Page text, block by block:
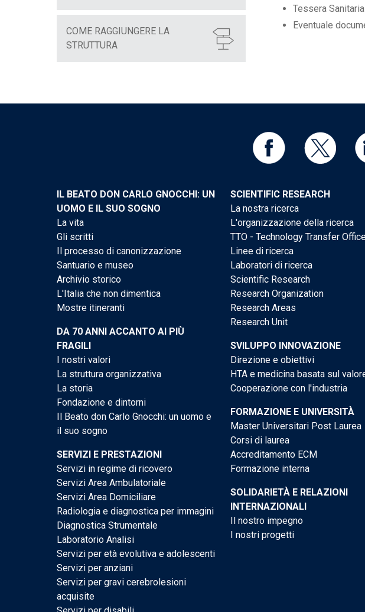
COME RAGGIUNGERE LA
STRUTTURA
Tessera Sanitaria
Eventuale
IL BEATO DON CARLO GNOCCHI: UN
UOMO E IL SUO SOGNO
La vita
Gli scritti
Il processo di canonizzazione
Santuario e museo
Archivio storico
L'Italia che non dimentica
Mostre itineranti
DA 70 ANNI ACCANTO AI PIÙ
FRAGILI
I nostri valori
La struttura organizzativa
La storia
Fondazione e dintorni
Il Beato don Carlo Gnocchi: un uomo e
il suo sogno
SERVIZI E PRESTAZIONI
Servizi in regime di ricovero
Servizi Area Ambulatoriale
Servizi Area Domiciliare
Radiologia e diagnostica per immagini
Diagnostica Strumentale
Laboratorio Analisi
Servizi per età evolutiva e adolescenti
Servizi per anziani
Servizi per gravi cerebrolesioni
acquisite
SCIENTIFIC RESEARCH
La nostra ricerca
L'organizzazione della ricerca
TTO - Technology Transfer
Linee di ricerca
Laboratori di ricerca
Scientific Research
Research Organization
Research Areas
Research Unit
SVILUPPO INNOVAZIONE
Direzione e obiettivi
HTA e medicina basata sul
Cooperazione con l'industria
FORMAZIONE E UNIVERSITÀ
Master Universitari Post Laurea
Corsi di laurea
Accreditamento ECM
Formazione interna
SOLIDARIETÀ E RELAZIONI
INTERNAZIONALI
Il nostro impegno
I nostri progetti